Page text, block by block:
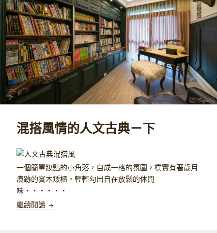
混搭風情的人文古典－下
一個簡單妝點的小角落，自成一格的氛圍，樸實有著歲月
痕跡的實木矮櫃，輕輕勾出自在放鬆的休閒
味‧‧‧‧‧‧
繼續閱讀 混搭風情的人文古典－下